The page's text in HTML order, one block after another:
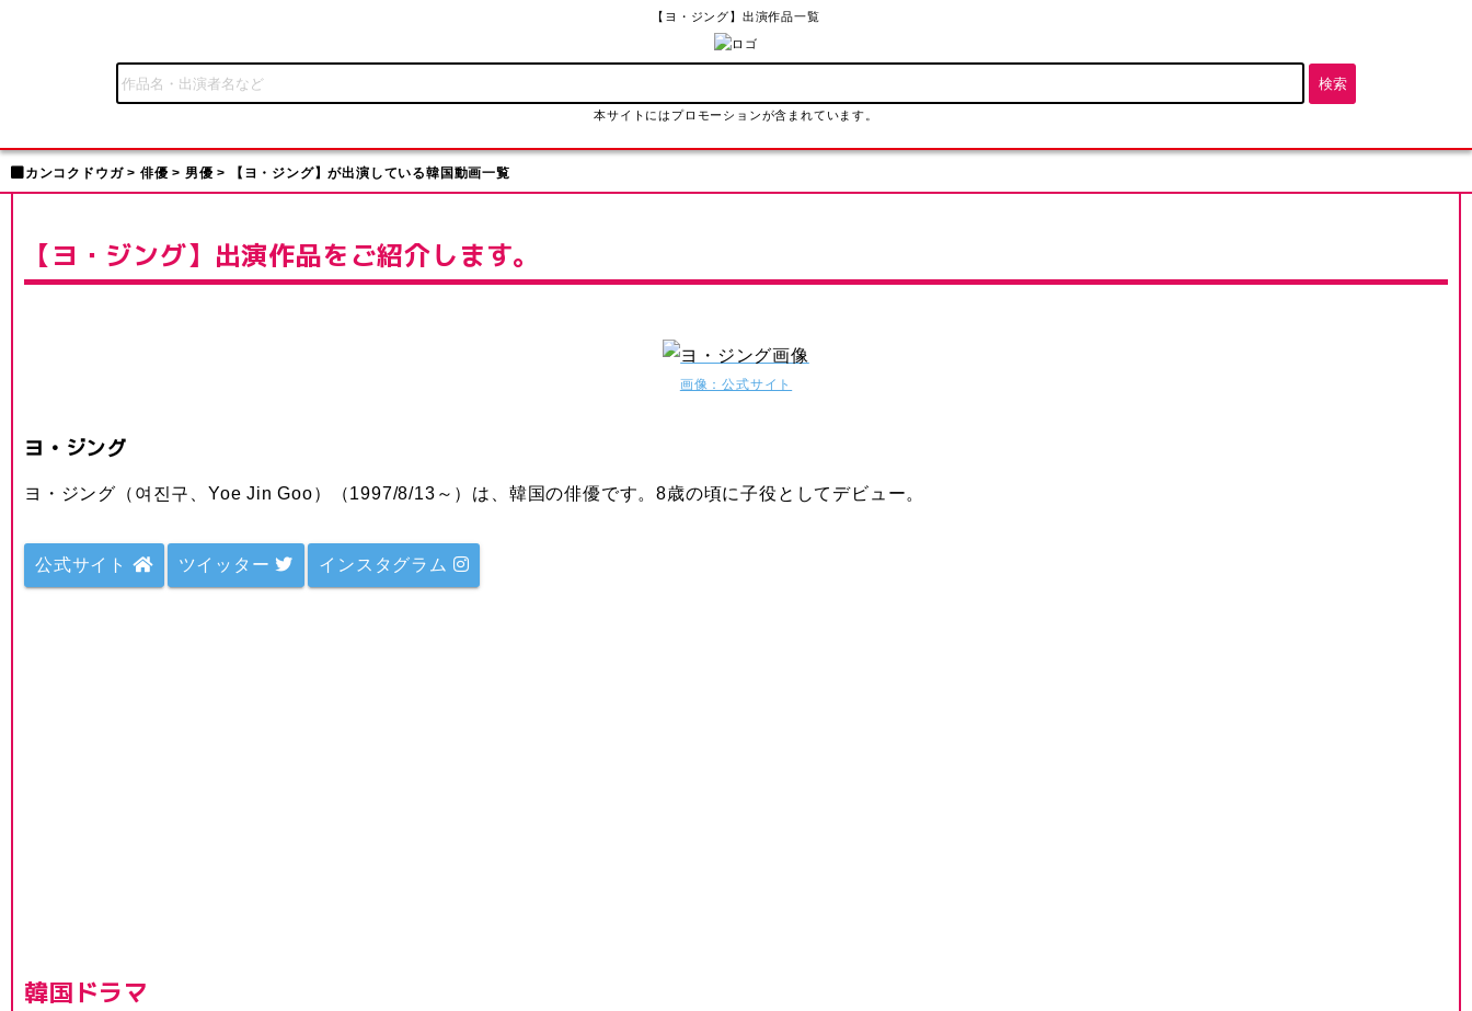
【ヨ・ジング】出演作品一覧
本サイトにはプロモーションが含まれています。
カンコクドウガ 俳優 男優 【ヨ・ジング】が出演している韓国動画一覧
【ヨ・ジング】出演作品をご紹介します。
画像：公式サイト
ヨ・ジング
ヨ・ジング（여진구、Yoe Jin Goo）（1997/8/13～）は、韓国の俳優です。8歳の頃に子役としてデビュー。
公式サイト ツイッター インスタグラム
韓国ドラマ